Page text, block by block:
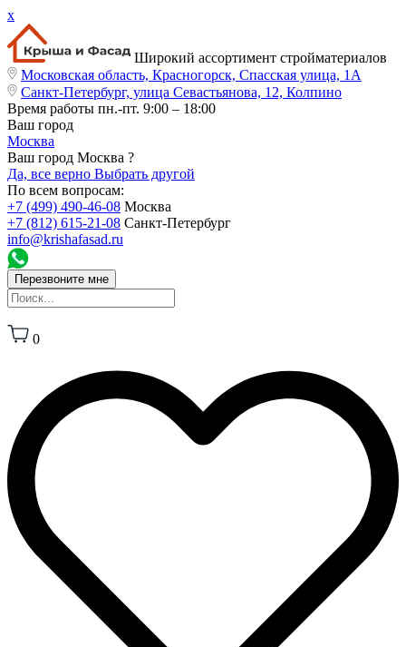
x
Широкий ассортимент стройматериалов
Московская область, Красногорск, Спасская улица, 1А
Санкт-Петербург, улица Севастьянова, 12, Колпино
Время работы пн.-пт. 9:00 – 18:00
Ваш город
Москва
Ваш город Москва ?
Да, все верно Выбрать другой
По всем вопросам:
+7 (499) 490-46-08 Москва
+7 (812) 615-21-08 Санкт-Петербург
info@krishafasad.ru
Перезвоните мне
0